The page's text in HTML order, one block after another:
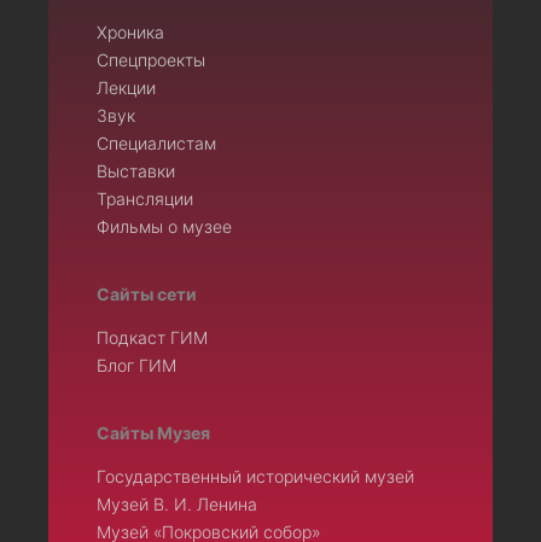
Хроника
Спецпроекты
Лекции
Звук
Специалистам
Выставки
Трансляции
Фильмы о музее
Сайты сети
Подкаст ГИМ
Блог ГИМ
Сайты Музея
Государственный исторический музей
Музей В. И. Ленина
Музей «Покровский собор»